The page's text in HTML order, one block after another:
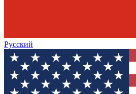
Русский